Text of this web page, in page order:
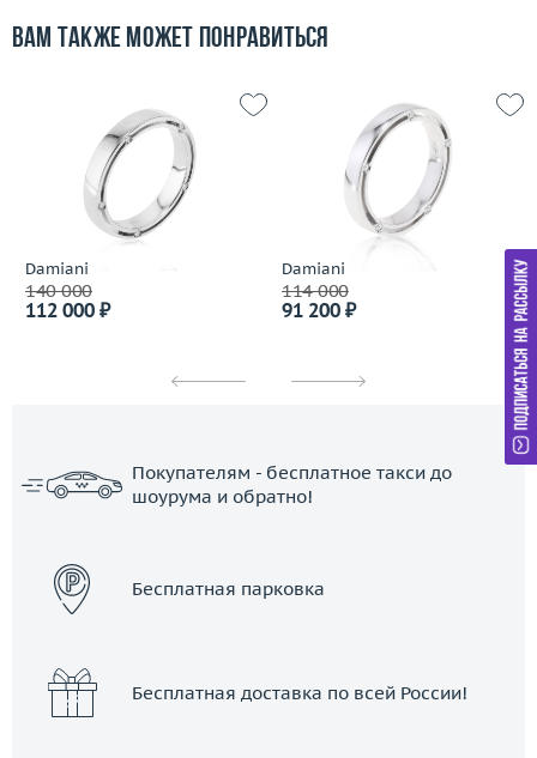
Вам также может понравиться
Damiani
140 000
112 000 ₽
Damiani
114 000
91 200 ₽
Покупателям - бесплатное такси до
шоурума и обратно!
Бесплатная парковка
Бесплатная доставка по всей России!